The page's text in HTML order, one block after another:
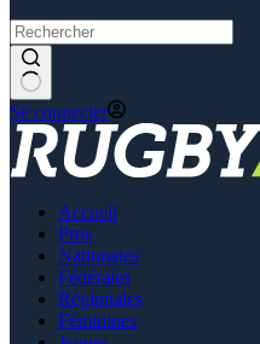
Se connecter
Accueil
Pros
Nationales
Fédérales
Régionales
Féminines